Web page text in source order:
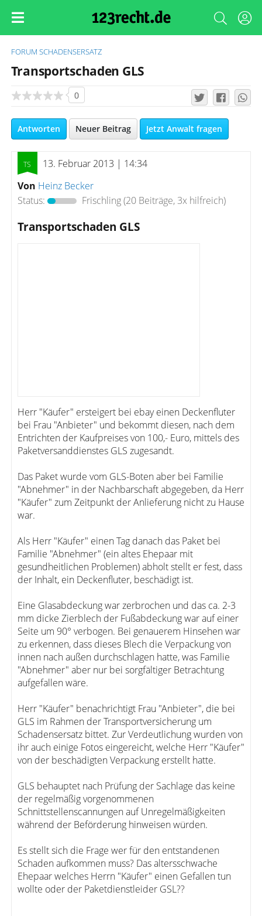
FORUM SCHADENSERSATZ
Transportschaden GLS
0
Antworten Neuer Beitrag Jetzt Anwalt fragen
13. Februar 2013 | 14:34
Von Heinz Becker
Status:
Frischling(20 Beiträge, 3x hilfreich)
Transportschaden GLS
Herr "Käufer" ersteigert bei ebay einen Deckenfluter
bei Frau "Anbieter" und bekommt diesen, nach dem
Entrichten der Kaufpreises von 100,- Euro, mittels des
Paketversanddienstes GLS zugesandt.
Das Paket wurde vom GLS-Boten aber bei Familie
"Abnehmer" in der Nachbarschaft abgegeben, da Herr
"Käufer" zum Zeitpunkt der Anlieferung nicht zu Hause
war.
Als Herr "Käufer" einen Tag danach das Paket bei
Familie "Abnehmer" (ein altes Ehepaar mit
gesundheitlichen Problemen) abholt stellt er fest, dass
der Inhalt, ein Deckenfluter, beschädigt ist.
Eine Glasabdeckung war zerbrochen und das ca. 2-3
mm dicke Zierblech der Fußabdeckung war auf einer
Seite um 90° verbogen. Bei genauerem Hinsehen war
zu erkennen, dass dieses Blech die Verpackung von
innen nach außen durchschlagen hatte, was Familie
"Abnehmer" aber nur bei sorgfältiger Betrachtung
aufgefallen wäre.
Herr "Käufer" benachrichtigt Frau "Anbieter", die bei
GLS im Rahmen der Transportversicherung um
Schadensersatz bittet. Zur Verdeutlichung wurden von
ihr auch einige Fotos eingereicht, welche Herr "Käufer"
von der beschädigten Verpackung erstellt hatte.
GLS behauptet nach Prüfung der Sachlage das keine
der regelmäßig vorgenommenen
Schnittstellenscannungen auf Unregelmäßigkeiten
während der Beförderung hinweisen würden.
Es stellt sich die Frage wer für den entstandenen
Schaden aufkommen muss? Das altersschwache
Ehepaar welches Herrn "Käufer" einen Gefallen tun
wollte oder der Paketdienstleider GSL??